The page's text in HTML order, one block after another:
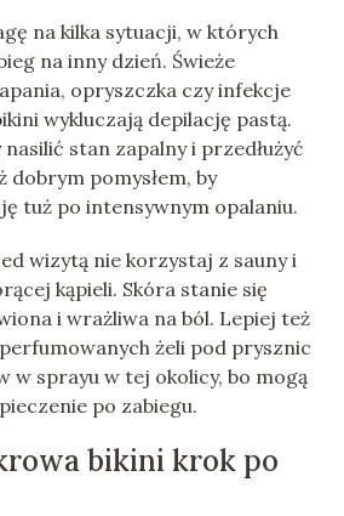
na kilka sytuacji, w których
na inny dzień. Świeże
opryszczka czy infekcje
wykluczają depilację pastą.
nasilić stan zapalny i przedłużyć
dobrym pomysłem, by
tuż po intensywnym opalaniu.
wizytą nie korzystaj z sauny i
kąpieli. Skóra stanie się
i wrażliwa na ból. Lepiej też
żeli pod prysznic
w sprayu w tej okolicy, bo mogą
po zabiegu.
bikini krok po